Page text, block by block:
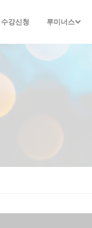
수강신청 루미너스